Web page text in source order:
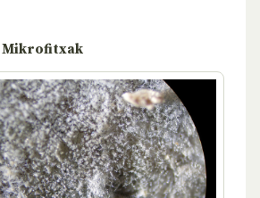
Mikrofitxak